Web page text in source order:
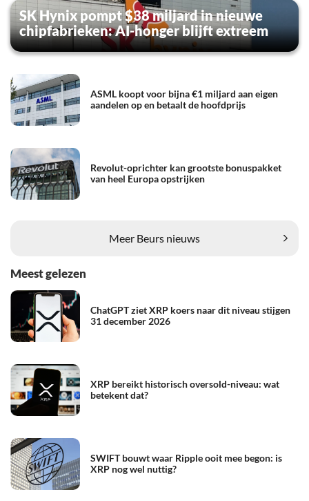
SK Hynix pompt $38 miljard in nieuwe
chipfabrieken: AI-honger blijft extreem
ASML koopt voor bijna €1 miljard aan eigen
aandelen op en betaalt de hoofdprijs
Revolut-oprichter kan grootste bonuspakket
van heel Europa opstrijken
Meer Beurs nieuws
Meest gelezen
ChatGPT ziet XRP koers naar dit niveau stijgen
31 december 2026
XRP bereikt historisch oversold-niveau: wat
betekent dat?
SWIFT bouwt waar Ripple ooit mee begon: is
XRP nog wel nuttig?